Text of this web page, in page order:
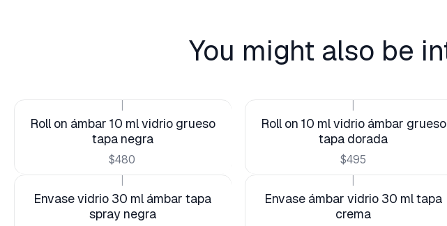
You might also be
Roll on ámbar 10 ml vidrio grueso
tapa negra
$480
Roll on 10 ml vidrio ámbar grueso
tapa dorada
$495
Envase vidrio 30 ml ámbar tapa
spray negra
Envase ámbar vidrio 30 ml tapa
crema